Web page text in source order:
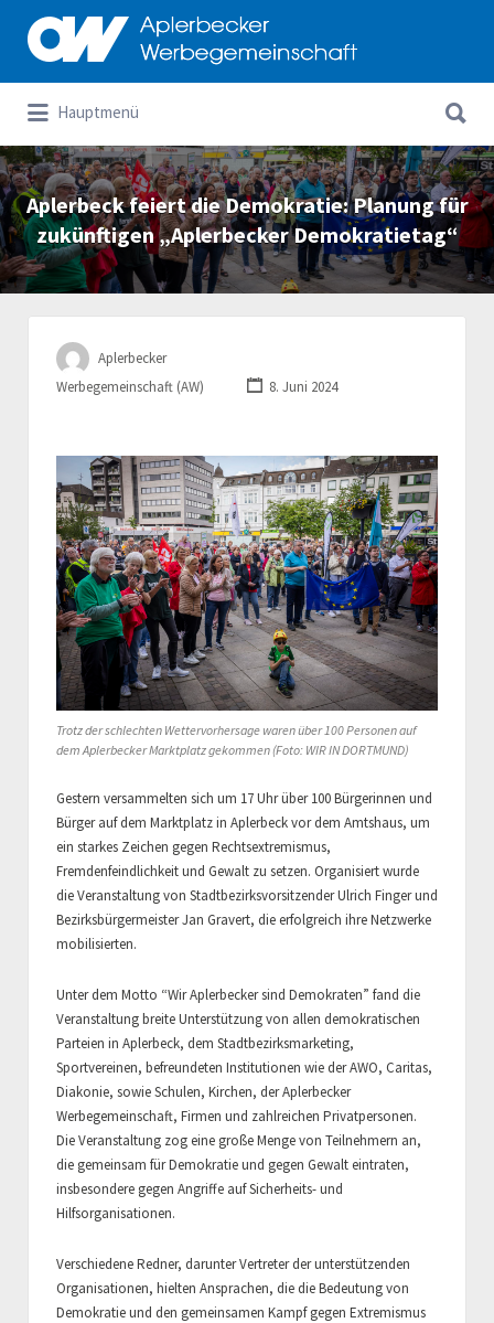
Suchen
nach:
Hauptmenü
nach:
Aplerbeck feiert die Demokratie: Planung für
zukünftigen „Aplerbecker Demokratietag“
Aplerbecker
Werbegemeinschaft (AW)
8. Juni 2024
Trotz der schlechten Wettervorhersage waren über 100 Personen auf
dem Aplerbecker Marktplatz gekommen (Foto: WIR IN DORTMUND)
Gestern versammelten sich um 17 Uhr über 100 Bürgerinnen und
Bürger auf dem Marktplatz in Aplerbeck vor dem Amtshaus, um
ein starkes Zeichen gegen Rechtsextremismus,
Fremdenfeindlichkeit und Gewalt zu setzen. Organisiert wurde
die Veranstaltung von Stadtbezirksvorsitzender Ulrich Finger und
Bezirksbürgermeister Jan Gravert, die erfolgreich ihre Netzwerke
mobilisierten.
Unter dem Motto “Wir Aplerbecker sind Demokraten” fand die
Veranstaltung breite Unterstützung von allen demokratischen
Parteien in Aplerbeck, dem Stadtbezirksmarketing,
Sportvereinen, befreundeten Institutionen wie der AWO, Caritas,
Diakonie, sowie Schulen, Kirchen, der Aplerbecker
Werbegemeinschaft, Firmen und zahlreichen Privatpersonen.
Die Veranstaltung zog eine große Menge von Teilnehmern an,
die gemeinsam für Demokratie und gegen Gewalt eintraten,
insbesondere gegen Angriffe auf Sicherheits- und
Hilfsorganisationen.
Verschiedene Redner, darunter Vertreter der unterstützenden
Organisationen, hielten Ansprachen, die die Bedeutung von
Demokratie und den gemeinsamen Kampf gegen Extremismus